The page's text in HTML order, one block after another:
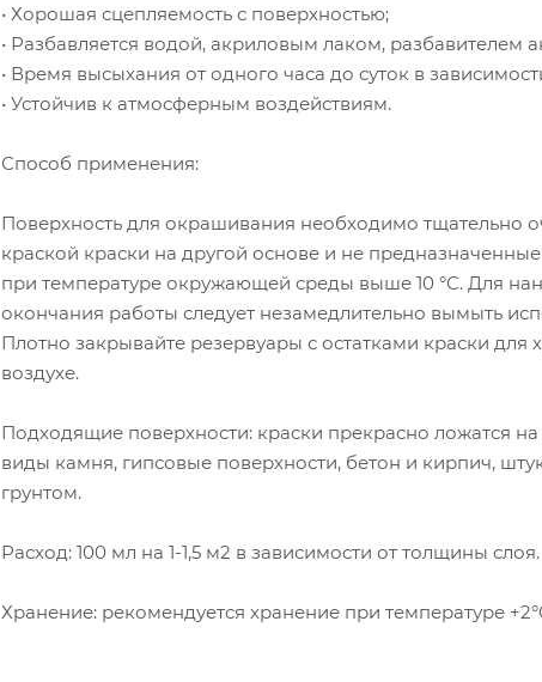
• Хорошая сцепляемость с поверхностью;
• Разбавляется водой, акриловым лаком, разбавителем
• Время высыхания от одного часа до суток в
• Устойчив к атмосферным воздействиям.
Способ применения:
Поверхность для окрашивания необходимо тщательно
краской краски на другой основе и не
при температуре окружающей среды выше 10 °С. Для
окончания работы следует незамедлительно вымыть
Плотно закрывайте резервуары с остатками краски
воздухе.
Подходящие поверхности: краски прекрасно ложатся
виды камня, гипсовые поверхности, бетон и кирпич,
грунтом.
Расход: 100 мл на 1-1,5 м2 в зависимости от толщины слоя.
Хранение: рекомендуется хранение при температуре